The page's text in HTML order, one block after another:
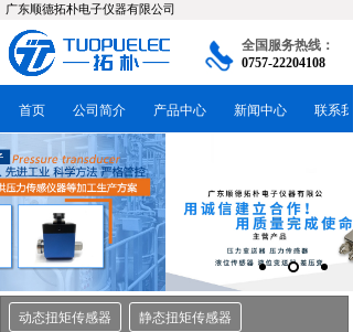
广东顺德拓朴电子仪器有限公司
全国服务热线：
0757-22204108
首页 公司简介 产品中心 新闻中心 联系我
动态扭矩传感器 静态扭矩传感器